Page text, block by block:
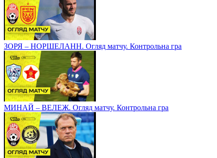
ЗОРЯ – НОРШЕЛАНН. Огляд матчу. Контрольна гра
МИНАЙ – ВЕЛЕЖ. Огляд матчу. Контрольна гра